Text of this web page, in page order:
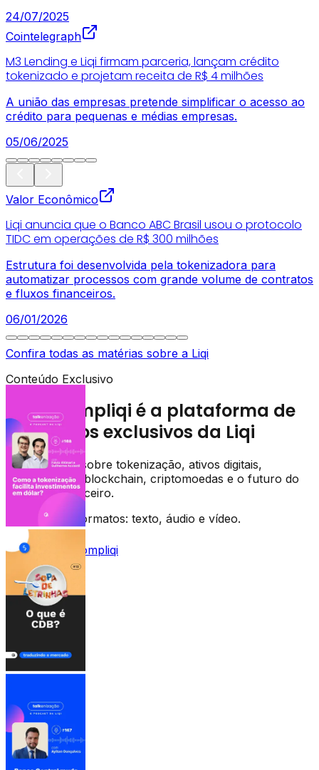
24/07/2025
Cointelegraph
M3 Lending e Liqi firmam parceria, lançam crédito
tokenizado e projetam receita de R$ 4 milhões
A união das empresas pretende simplificar o acesso ao
crédito para pequenas e médias empresas.
05/06/2025
Valor Econômico
Liqi anuncia que o Banco ABC Brasil usou o protocolo
TIDC em operações de R$ 300 milhões
Estrutura foi desenvolvida pela tokenizadora para
automatizar processos com grande volume de contratos
e fluxos financeiros.
06/01/2026
Confira todas as matérias sobre a Liqi
Conteúdo Exclusivo
O Descompliqi é a plataforma de
conteúdos exclusivos da Liqi
Entenda tudo sobre tokenização, ativos digitais,
infraestrutura blockchain, criptomoedas e o futuro do
mercado financeiro.
Em todos os formatos: texto, áudio e vídeo.
Acessar Descompliqi